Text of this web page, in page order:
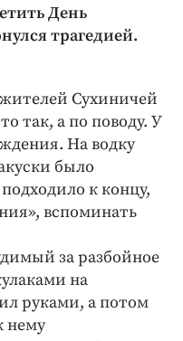
День
трагедией.
Сухиничей
так, а по поводу. У
На водку
было
к концу,
вспоминать
за разбойное
на
руками, а потом
нему